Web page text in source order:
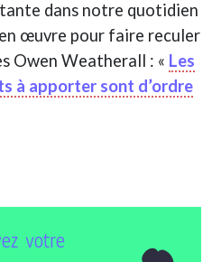
dans notre quotidien
œuvre pour faire reculer
Owen Weatherall : « Les
à apporter sont d’ordre
votre